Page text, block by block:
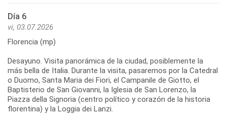
Día 6
vi, 03.07.2026
Florencia (mp)
Desayuno. Visita panorámica de la ciudad, posiblemente la
más bella de Italia. Durante la visita, pasaremos por la Catedral
o Duomo, Santa Maria dei Fiori, el Campanile de Giotto, el
Baptisterio de San Giovanni, la Iglesia de San Lorenzo, la
Piazza della Signoria (centro político y corazón de la historia
florentina) y la Loggia dei Lanzi.